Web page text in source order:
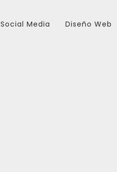
Social Media Diseño Web